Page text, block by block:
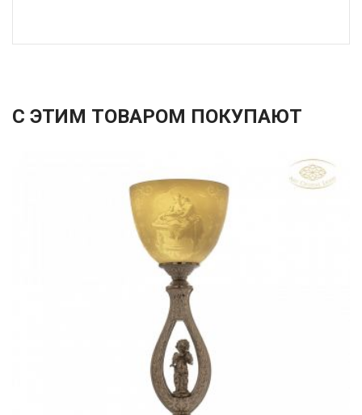
С ЭТИМ ТОВАРОМ ПОКУПАЮТ